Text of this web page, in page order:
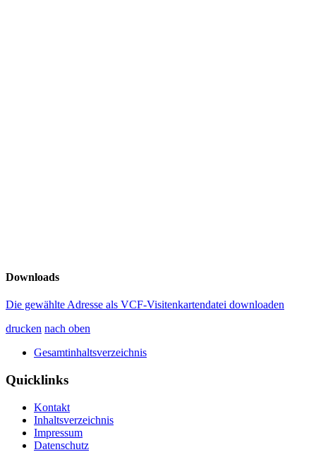
Downloads
Die gewählte Adresse als VCF-Visitenkartendatei downloaden
drucken nach oben
Gesamtinhaltsverzeichnis
Quicklinks
Kontakt
Inhaltsverzeichnis
Impressum
Datenschutz